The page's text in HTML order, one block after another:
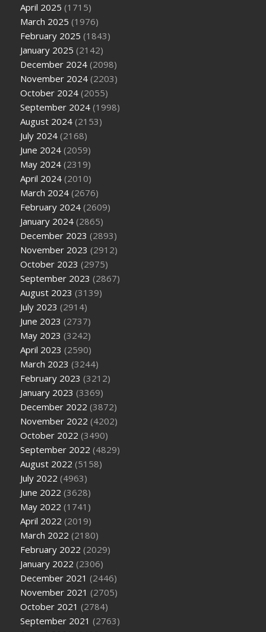
April 2025 (1715)
March 2025 (1976)
February 2025 (1843)
January 2025 (2142)
December 2024 (2098)
November 2024 (2203)
October 2024 (2055)
September 2024 (1998)
August 2024 (2153)
July 2024 (2168)
June 2024 (2059)
May 2024 (2319)
April 2024 (2010)
March 2024 (2676)
February 2024 (2609)
January 2024 (2865)
December 2023 (2893)
November 2023 (2912)
October 2023 (2975)
September 2023 (2867)
August 2023 (3139)
July 2023 (2914)
June 2023 (2737)
May 2023 (3242)
April 2023 (2590)
March 2023 (3244)
February 2023 (3212)
January 2023 (3369)
December 2022 (3872)
November 2022 (4202)
October 2022 (3490)
September 2022 (4829)
August 2022 (5158)
July 2022 (4963)
June 2022 (3628)
May 2022 (1741)
April 2022 (2019)
March 2022 (2180)
February 2022 (2029)
January 2022 (2306)
December 2021 (2446)
November 2021 (2705)
October 2021 (2784)
September 2021 (2763)